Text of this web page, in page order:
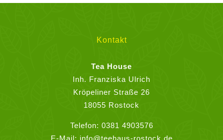
der
Produktseite
gewählt
Kontakt
Tea House
Inh. Franziska Ulrich
Kröpeliner Straße 26
18055 Rostock
Telefon: 0381 4903576
E-Mail: info@teehaus-rostock.de